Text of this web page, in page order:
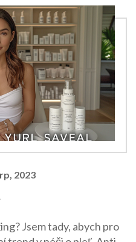
2023
Jsem tady, abych pro